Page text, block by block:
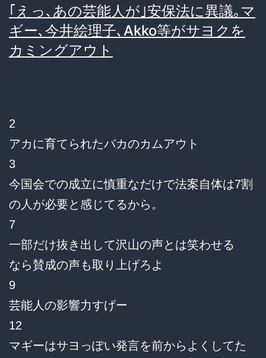
｢えっ､あの芸能人が｣安保法に異議｡マ
ギー､今井絵理子､Akko等がサヨクを
カミングアウト
2
アカに育てられたバカのカムアウト
3
今国会での成立に慎重なだけで法案自体は7割
の人が必要と感じてるから。
7
一部だけ抜き出して沢山の声とは笑わせる
なら賛成の声も取り上げろよ
9
芸能人の影響力すげー
12
マギーはサヨっぽい発言を前からよくしてた